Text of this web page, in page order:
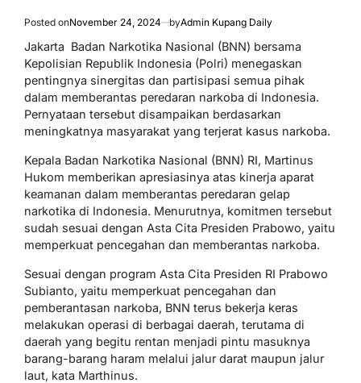
Posted onNovember 24, 2024 byAdmin Kupang Daily
Jakarta  Badan Narkotika Nasional (BNN) bersama
Kepolisian Republik Indonesia (Polri) menegaskan
pentingnya sinergitas dan partisipasi semua pihak
dalam memberantas peredaran narkoba di Indonesia.
Pernyataan tersebut disampaikan berdasarkan
meningkatnya masyarakat yang terjerat kasus narkoba.
Kepala Badan Narkotika Nasional (BNN) RI, Martinus
Hukom memberikan apresiasinya atas kinerja aparat
keamanan dalam memberantas peredaran gelap
narkotika di Indonesia. Menurutnya, komitmen tersebut
sudah sesuai dengan Asta Cita Presiden Prabowo, yaitu
memperkuat pencegahan dan memberantas narkoba.
Sesuai dengan program Asta Cita Presiden RI Prabowo
Subianto, yaitu memperkuat pencegahan dan
pemberantasan narkoba, BNN terus bekerja keras
melakukan operasi di berbagai daerah, terutama di
daerah yang begitu rentan menjadi pintu masuknya
barang-barang haram melalui jalur darat maupun jalur
laut, kata Marthinus.